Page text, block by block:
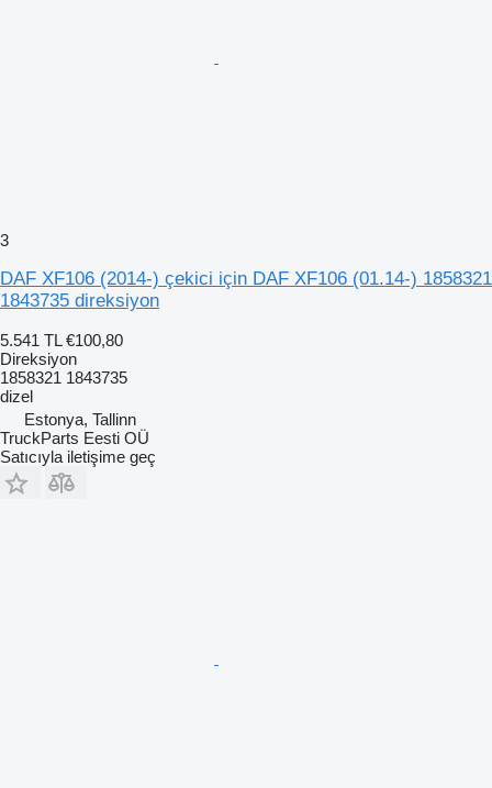
3
DAF XF106 (2014-) çekici için DAF XF106 (01.14-) 1858321
1843735 direksiyon
5.541 TL €100,80
Direksiyon
1858321 1843735
dizel
Estonya, Tallinn
TruckParts Eesti OÜ
Satıcıyla iletişime geç